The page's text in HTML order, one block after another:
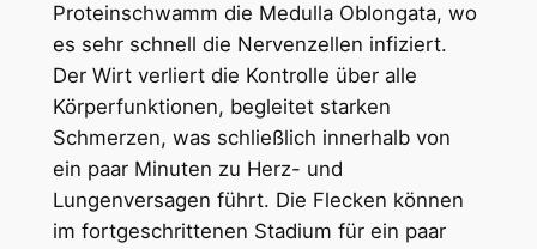
Proteinschwamm die Medulla Oblongata, wo
es sehr schnell die Nervenzellen infiziert.
Der Wirt verliert die Kontrolle über alle
Körperfunktionen, begleitet starken
Schmerzen, was schließlich innerhalb von
ein paar Minuten zu Herz- und
Lungenversagen führt. Die Flecken können
im fortgeschrittenen Stadium für ein paar